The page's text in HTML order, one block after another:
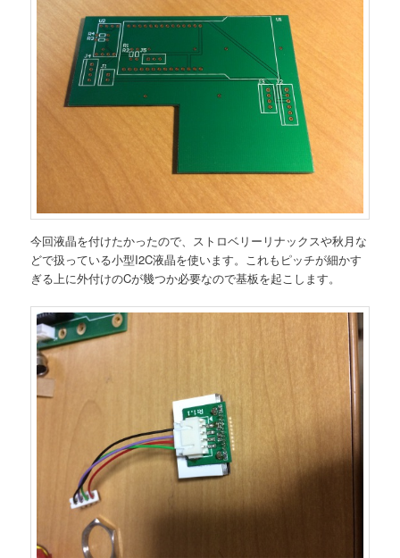
今回液晶を付けたかったので、ストロベリーリナックスや秋月な
どで扱っている小型I2C液晶を使います。これもピッチが細かす
ぎる上に外付けのCが幾つか必要なので基板を起こします。